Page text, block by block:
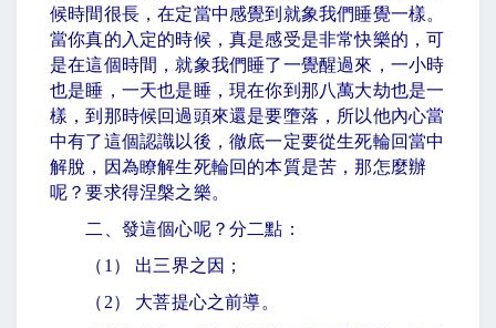
候時間很長，在定當中感覺到就象我們睡覺一樣。
當你真的入定的時候，真是感受是非常快樂的，可
是在這個時間，就象我們睡了一覺醒過來，一小時
也是睡，一天也是睡，現在你到那八萬大劫也是一
樣，到那時候回過頭來還是要墮落，所以他內心當
中有了這個認識以後，徹底一定要從生死輪回當中
解脫，因為瞭解生死輪回的本質是苦，那怎麼辦
呢？要求得涅槃之樂。
二、發這個心呢？分二點：
（ 1 ） 出三界之因；
（ 2） 大菩提心之前導。